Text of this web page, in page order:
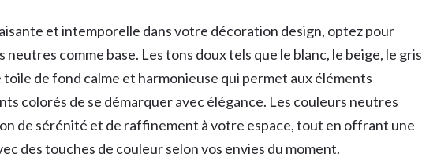
et intemporelle dans votre décoration design, optez pour
neutres comme base. Les tons doux tels que le blanc, le beige, le gris
de fond calme et harmonieuse qui permet aux éléments
colorés de se démarquer avec élégance. Les couleurs neutres
de sérénité et de raffinement à votre espace, tout en offrant une
des touches de couleur selon vos envies du moment.